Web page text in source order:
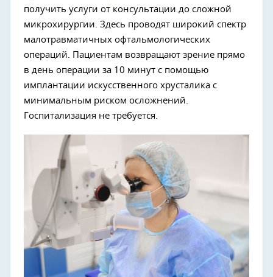
получить услуги от консультации до сложной
микрохирургии. Здесь проводят широкий спектр
малотравматичных офтальмологических
операций. Пациентам возвращают зрение прямо
в день операции за 10 минут с помощью
имплантации искусственного хрусталика с
минимальным риском осложнений.
Госпитализация не требуется.